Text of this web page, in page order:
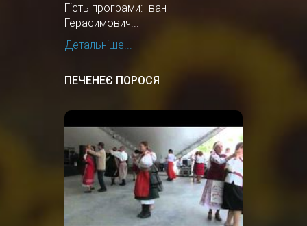
Гість програми: Іван
Герасимович...
Детальніше...
ПЕЧЕНЕЄ ПОРОСЯ